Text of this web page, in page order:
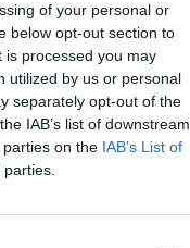
of your personal or
below opt-out section to
processed you may
utilized by us or personal
separately opt-out of the
IAB’s list of downstream
on the IAB’s List of